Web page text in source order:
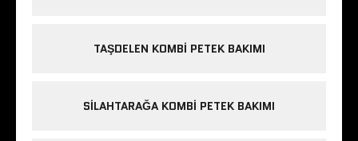
TAŞDELEN KOMBI PETEK BAKIMI
SILAHTARAĞA KOMBI PETEK BAKIMI